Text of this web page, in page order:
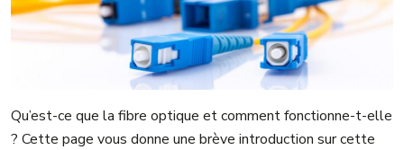
Qu’est-ce que la fibre optique et comment fonctionne-t-elle
? Cette page vous donne une brève introduction sur cette